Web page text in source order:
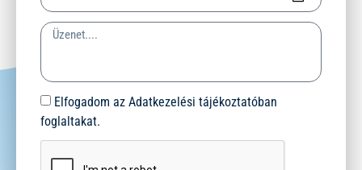
Elfogadom az Adatkezelési tájékoztatóban
foglaltakat.